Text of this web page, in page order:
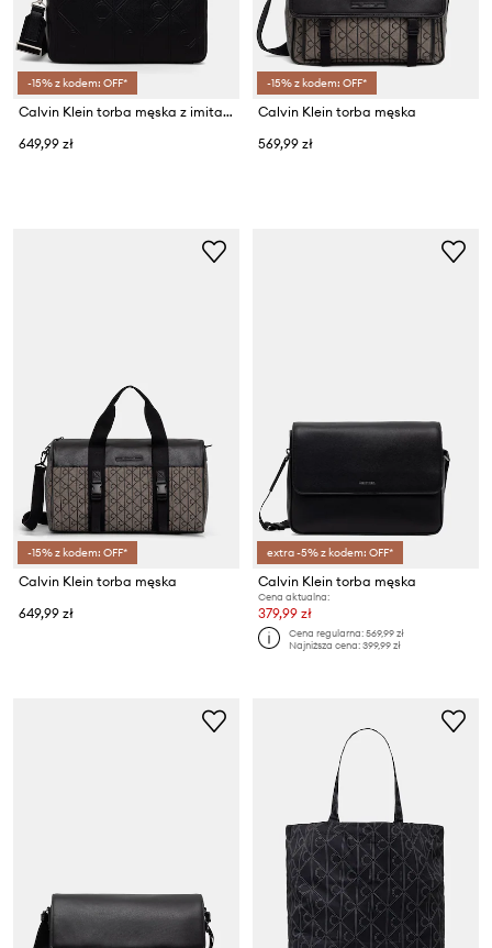
-15% z kodem: OFF*
Calvin Klein torba męska z imitacji skóry
649,99 zł
-15% z kodem: OFF*
Calvin Klein torba męska
569,99 zł
-15% z kodem: OFF*
Calvin Klein torba męska
649,99 zł
extra -5% z kodem: OFF*
Calvin Klein torba męska
Cena aktualna:
379,99 zł
Cena regularna:569,99 zł
Najniższa cena:399,99 zł